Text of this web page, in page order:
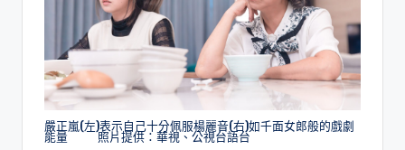
嚴正嵐(左)表示自己十分佩服楊麗音(右)如千面女郎般的戲劇
能量 照片提供：華視、公視台語台